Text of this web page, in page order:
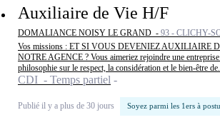
Auxiliaire de Vie H/F
DOMALIANCE NOISY LE GRAND - 93 - CLICHY-
Vos missions : ET SI VOUS DEVENIEZ AUXILIAIRE
NOTRE AGENCE ? Vous aimeriez rejoindre une
philosophie sur le respect, la considération et le bien-être
CDI - Temps partiel
Publié il y a plus de 30 jours Soyez parmi les 1ers à